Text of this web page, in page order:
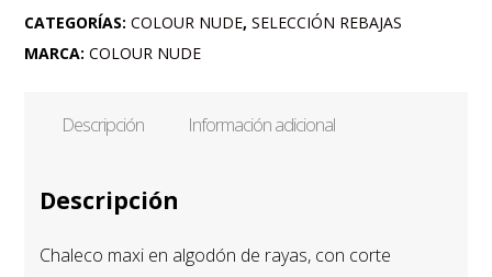
AZUL-
ROJO
CATEGORÍAS:COLOUR NUDE,SELECCIÓN REBAJAS
MARCA:COLOUR NUDE
Descripción Información adicional
Descripción
Chaleco maxi en algodón de rayas, con corte